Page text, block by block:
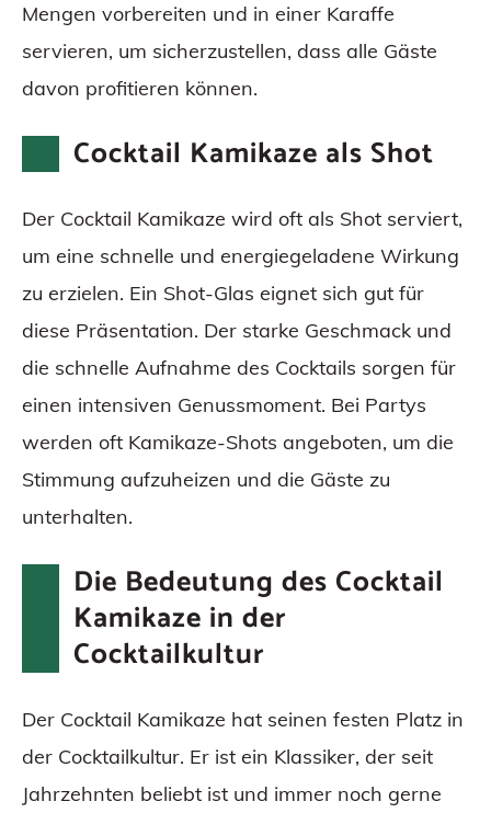
Mengen vorbereiten und in einer Karaffe
servieren, um sicherzustellen, dass alle Gäste
davon profitieren können.
Cocktail Kamikaze als Shot
Der Cocktail Kamikaze wird oft als Shot serviert,
um eine schnelle und energiegeladene Wirkung
zu erzielen. Ein Shot-Glas eignet sich gut für
diese Präsentation. Der starke Geschmack und
die schnelle Aufnahme des Cocktails sorgen für
einen intensiven Genussmoment. Bei Partys
werden oft Kamikaze-Shots angeboten, um die
Stimmung aufzuheizen und die Gäste zu
unterhalten.
Die Bedeutung des Cocktail
Kamikaze in der
Cocktailkultur
Der Cocktail Kamikaze hat seinen festen Platz in
der Cocktailkultur. Er ist ein Klassiker, der seit
Jahrzehnten beliebt ist und immer noch gerne